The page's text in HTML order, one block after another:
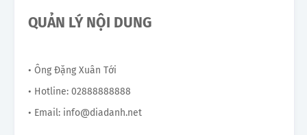
QUẢN LÝ NỘI DUNG
• Ông Đặng Xuân Tới
• Hotline: 02888888888
• Email: info@diadanh.net